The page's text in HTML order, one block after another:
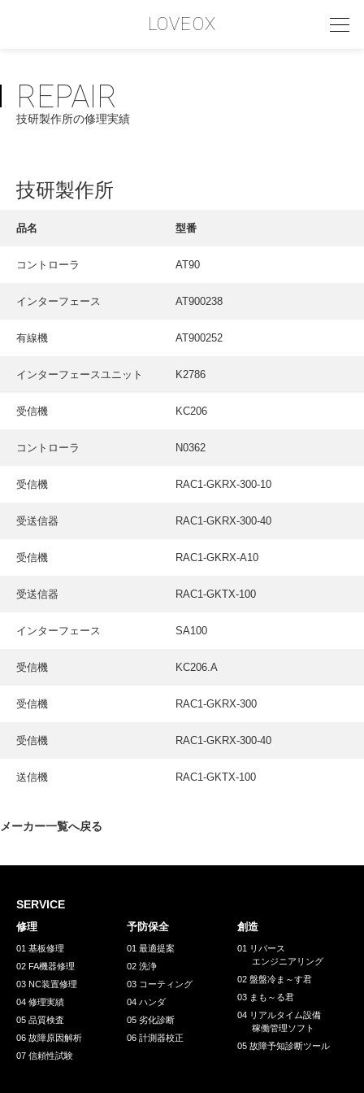
LOVEOX
PHILOSOPHY
フィロソフィー
会社情報
SERVICE
お客様インタビュー
RECRUIT
採用情報
GREEN CHALLENGE
REPAIR
技研製作所の修理実績
技研製作所
品名 型番
コントローラ AT90
インターフェース AT900238
有線機 AT900252
インターフェースユニット K2786
受信機 KC206
コントローラ N0362
受信機 RAC1-GKRX-300-10
受送信器 RAC1-GKRX-300-40
受信機 RAC1-GKRX-A10
受送信器 RAC1-GKTX-100
インターフェース SA100
受信機 KC206.A
受信機 RAC1-GKRX-300
受信機 RAC1-GKRX-300-40
送信機 RAC1-GKTX-100
メーカー一覧へ戻る
SERVICE
修理
01 基板修理
02 FA機器修理
03 NC装置修理
04 修理実績
05 品質検査
06 故障原因解析
07 信頼性試験
予防保全
01 最適提案
02 洗浄
03 コーティング
04 ハンダ
05 劣化診断
06 計測器校正
創造
01 リバース
エンジニアリング
02 盤盤冷ま～す君
03 まも～る君
04 リアルタイム設備
稼働管理ソフト
05 故障予知診断ツール